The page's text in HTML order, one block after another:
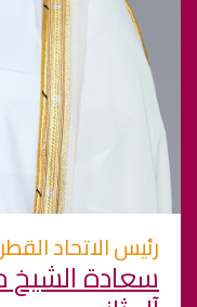
رئيس الاتحاد
سعادة الشيخ